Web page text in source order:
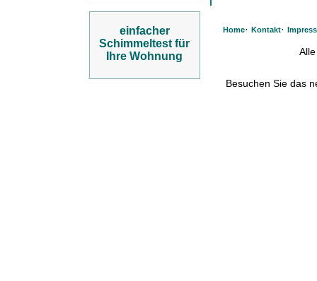
einfacher
Schimmeltest für
Ihre Wohnung
Home· Kontakt·
Besuchen Sie das